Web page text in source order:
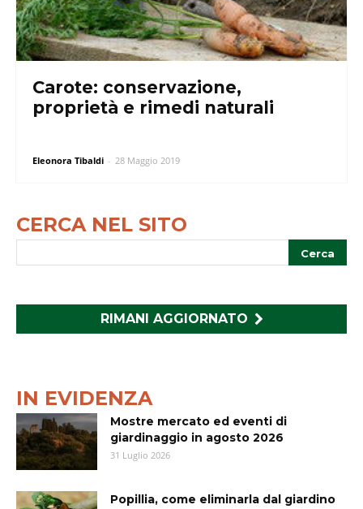
Carote: conservazione,
proprietà e rimedi naturali
Eleonora Tibaldi - 28 Maggio 2019
CERCA NEL SITO
RIMANI AGGIORNATO
IN EVIDENZA
Mostre mercato ed eventi di
giardinaggio in agosto 2026
31 Luglio 2026
Popillia, come eliminarla dal giardino